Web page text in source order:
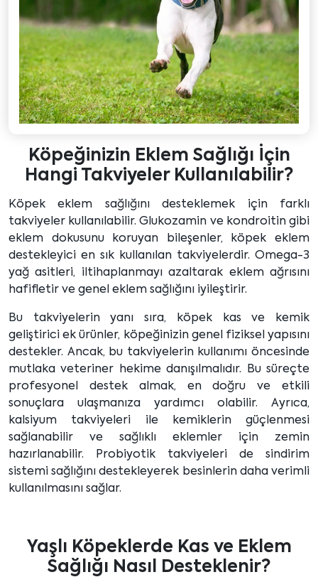
Köpeğinizin Eklem Sağlığı İçin
Hangi Takviyeler Kullanılabilir?
Köpek eklem sağlığını desteklemek için farklı
takviyeler kullanılabilir. Glukozamin ve kondroitin gibi
eklem dokusunu koruyan bileşenler, köpek eklem
destekleyici en sık kullanılan takviyelerdir. Omega-3
yağ asitleri, iltihaplanmayı azaltarak eklem ağrısını
hafifletir ve genel eklem sağlığını iyileştirir.
Bu takviyelerin yanı sıra, köpek kas ve kemik
geliştirici ek ürünler, köpeğinizin genel fiziksel yapısını
destekler. Ancak, bu takviyelerin kullanımı öncesinde
mutlaka veteriner hekime danışılmalıdır. Bu süreçte
profesyonel destek almak, en doğru ve etkili
sonuçlara ulaşmanıza yardımcı olabilir. Ayrıca,
kalsiyum takviyeleri ile kemiklerin güçlenmesi
sağlanabilir ve sağlıklı eklemler için zemin
hazırlanabilir. Probiyotik takviyeleri de sindirim
sistemi sağlığını destekleyerek besinlerin daha verimli
kullanılmasını sağlar.
Yaşlı Köpeklerde Kas ve Eklem
Sağlığı Nasıl Desteklenir?